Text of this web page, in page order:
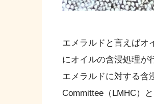
エメラルドと言えばオ
にオイルの含浸処理が
エメラルドに対する含
Committee（LMHC）